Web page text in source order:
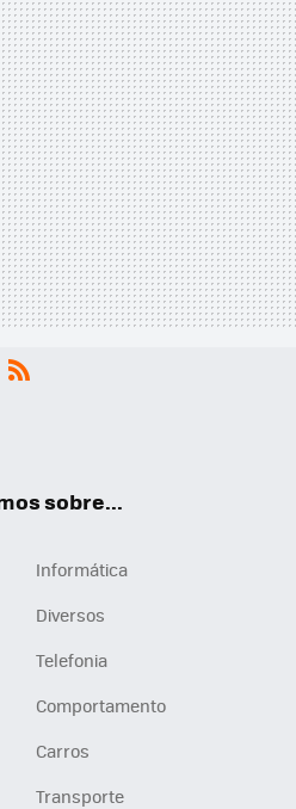
sobre...
Informática
Diversos
Telefonia
Comportamento
Carros
Transporte